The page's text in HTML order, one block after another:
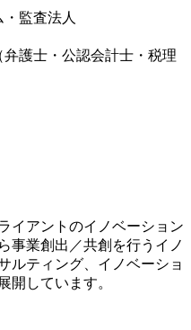
監査法人
護士・公認会計士・税理
イアントのイノベーション
事業創出／共創を行うイノ
ルティング、イノベーショ
開しています。